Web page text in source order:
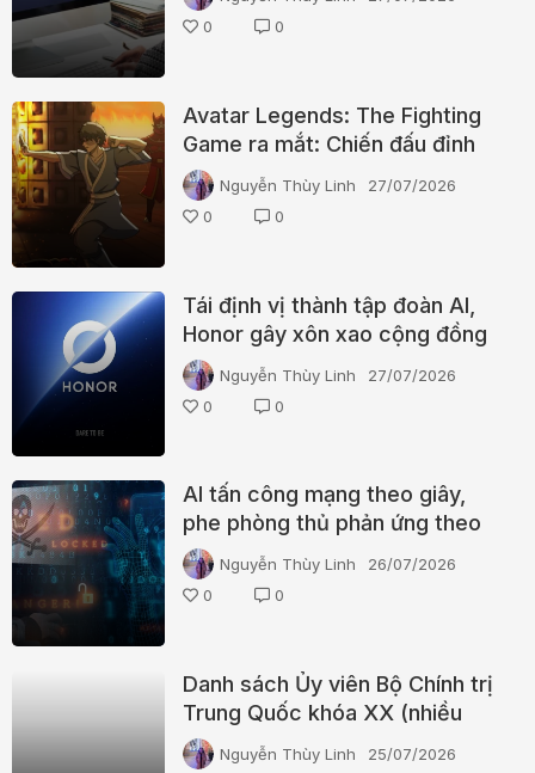
0
0
Avatar Legends: The Fighting
Game ra mắt: Chiến đấu đỉnh
cao, đồ họa mãn nhãn nhưng
còn thiếu gì?
Nguyễn Thùy Linh
27/07/2026
0
0
Tái định vị thành tập đoàn AI,
Honor gây xôn xao cộng đồng
vì logo mới bị tố "đạo nhái"
trắng trợn
Nguyễn Thùy Linh
27/07/2026
0
0
AI tấn công mạng theo giây,
phe phòng thủ phản ứng theo
ngàyNguyễn Thùy Linh
26/07/2026
0
0
Danh sách Ủy viên Bộ Chính trị
Trung Quốc khóa XX (nhiều
điều khá thú vị)
Nguyễn Thùy Linh
25/07/2026